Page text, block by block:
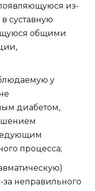
из-
суставную
общими
у
диабетом,
процесса;
неправильного